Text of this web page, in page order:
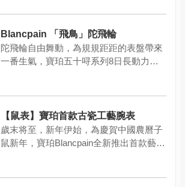
Blancpain 「飛鳥」陀飛輪
陀飛輪自由舞動，為規規距距的表盤帶來
一番生氣，寶珀五十㖊系列8日長動力飛
【鼠表】寶珀首款古瓷工藝腕表
歲末将至，新年伊始，為慶賀中國農曆子
鼠新年，寶珀Blancpain全新推出首款藝術